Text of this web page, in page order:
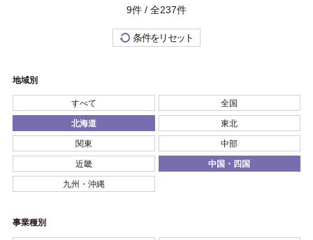
9件 / 全237件
条件をリセット
地域別
すべて 全国
北海道 東北
関東 中部
近畿 中国・四国
九州・沖縄
事業種別